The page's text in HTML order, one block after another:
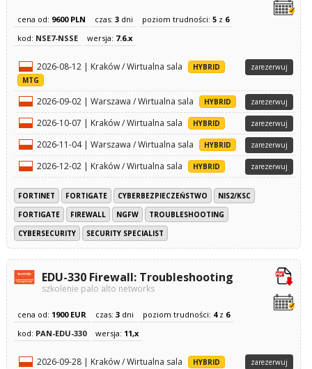
cena od: 9600 PLN czas: 3dni poziom trudności: 5z 6
kod: NSE7-NSSE wersja: 7.6.x
2026-08-12 | Kraków / Wirtualna sala
HYBRID
MTG
zarezerwuj
2026-09-02 | Warszawa / Wirtualna sala HYBRID zarezerwuj
2026-10-07 | Kraków / Wirtualna sala HYBRID zarezerwuj
2026-11-04 | Warszawa / Wirtualna sala HYBRID zarezerwuj
2026-12-02 | Kraków / Wirtualna sala HYBRID zarezerwuj
FORTINET FORTIGATE CYBERBEZPIECZEŃSTWO
NIS2/KSC
FORTIGATE
FIREWALL NGFW
TROUBLESHOOTING
CYBERSECURITY
SECURITY SPECIALIST
EDU-330 Firewall: Troubleshooting
szkolenie palo alto networks
cena od: 1900 EUR czas: 3dni poziom trudności: 4z 6
kod: PAN-EDU-330 wersja: 11,x
2026-09-28 | Kraków / Wirtualna sala
HYBRID
zarezerwuj